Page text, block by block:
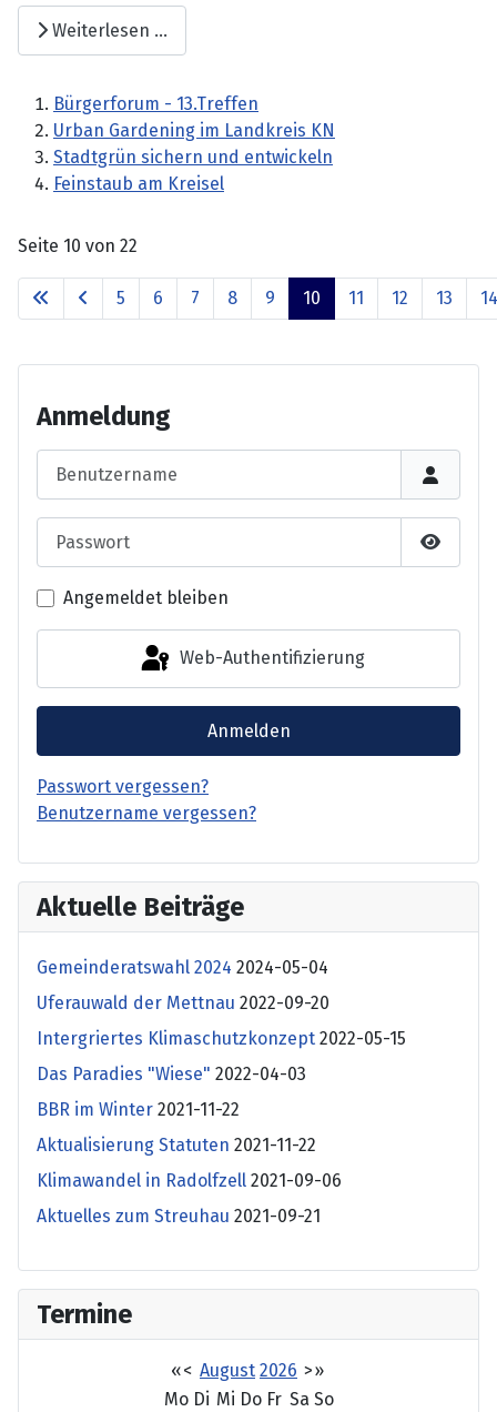
Weiterlesen …
Bürgerforum - 13.Treffen
Urban Gardening im Landkreis KN
Stadtgrün sichern und entwickeln
Feinstaub am Kreisel
Seite 10 von 22
5 6 7 8 9 10 11 12 13 14
Anmeldung
Angemeldet bleiben
Web-Authentifizierung
Anmelden
Passwort vergessen?
Benutzername vergessen?
Aktuelle Beiträge
Gemeinderatswahl 2024 2024-05-04
Uferauwald der Mettnau 2022-09-20
Intergriertes Klimaschutzkonzept 2022-05-15
Das Paradies "Wiese" 2022-04-03
BBR im Winter 2021-11-22
Aktualisierung Statuten 2021-11-22
Klimawandel in Radolfzell 2021-09-06
Aktuelles zum Streuhau 2021-09-21
Termine
«< August 2026 >»
Mo Di Mi Do Fr Sa So